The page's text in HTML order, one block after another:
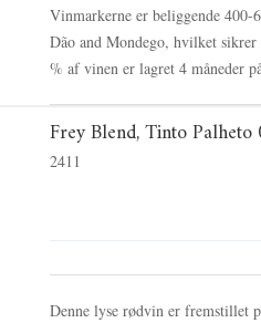
Vinmarkerne er beliggende 400-
Dão and Mondego, hvilket
% af vinen er lagret 4 måneder
Frey Blend, Tinto
2411
Denne lyse rødvin er fremstillet